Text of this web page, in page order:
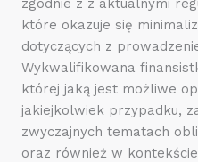
zgodnie z z aktualnymi
które okazuje się
dotyczących z
Wykwalifikowana
której jaką jest możliwe
jakiejkolwiek przypadku,
zwyczajnych tematach
oraz również w